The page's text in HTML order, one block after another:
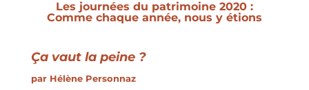
Les journées du patrimoine 2020 :
Comme chaque année, nous y étions
Ça vaut la peine ?
par Hélène Personnaz